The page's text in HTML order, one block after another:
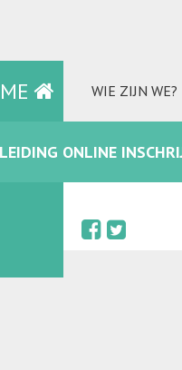
WIE ZIJN WE?
ONLINE